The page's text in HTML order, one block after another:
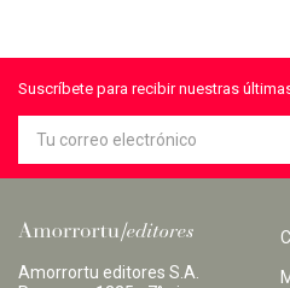
Suscríbete para recibir nuestras
Amorrortu editores S.A.